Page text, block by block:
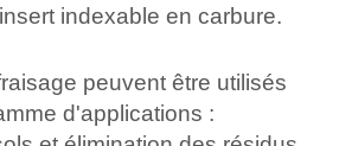
indexable en carbure.
peuvent être utilisés
d'applications :